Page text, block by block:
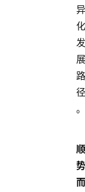
异
化
发
展
路
径
。
顺
势
而